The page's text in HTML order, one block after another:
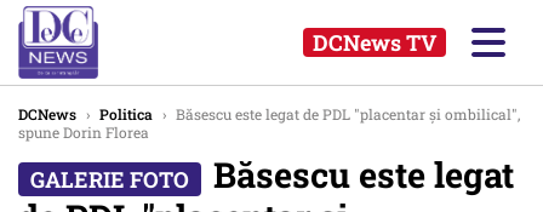
DCNews TV
DCNews › Politica › Băsescu este legat de PDL "placentar şi ombilical",
spune Dorin Florea
Băsescu este legat